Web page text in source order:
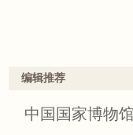
编辑推荐
中国国家博物